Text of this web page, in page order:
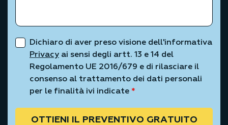
Dichiaro di aver preso visione dell'informativa
Privacy ai sensi degli artt. 13 e 14 del
Regolamento UE 2016/679 e di rilasciare il
consenso al trattamento dei dati personali
per le finalità ivi indicate *
OTTIENI IL PREVENTIVO GRATUITO